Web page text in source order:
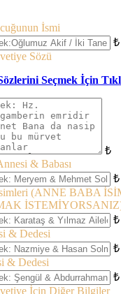
İsmi
₺
Sözü
Seçmek İçin
₺
& Babası
₺
(ANNE BABA
₺
& Dedesi
₺
& Dedesi
₺
İçin Diğer Bilgiler